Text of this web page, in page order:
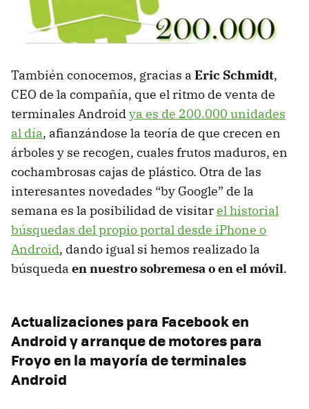
También conocemos, gracias a Eric Schmidt,
CEO de la compañía, que el ritmo de venta de
terminales Androidya es de 200.000 unidades
al día, afianzándose la teoría de que crecen en
árboles y se recogen, cuales frutos maduros, en
cochambrosas cajas de plástico. Otra de las
interesantes novedades “by Google” de la
semana es la posibilidad de visitarel historial
búsquedas del propio portal desde iPhone o
Android, dando igual si hemos realizado la
búsqueda en nuestro sobremesa o en el móvil.
Actualizaciones para Facebook en
Android y arranque de motores para
Froyo en la mayoría de terminales
Android